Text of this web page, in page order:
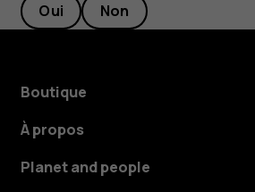
Oui Non
Boutique
À propos
Planet and people